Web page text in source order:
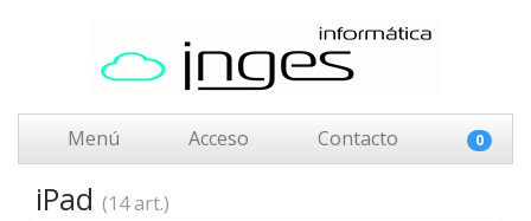
Menú Acceso Contacto 0
iPad (14 art.)